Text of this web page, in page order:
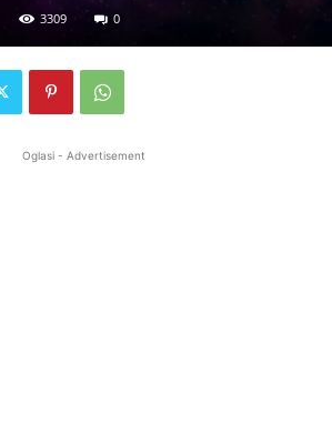
3309 0
Oglasi - Advertisement